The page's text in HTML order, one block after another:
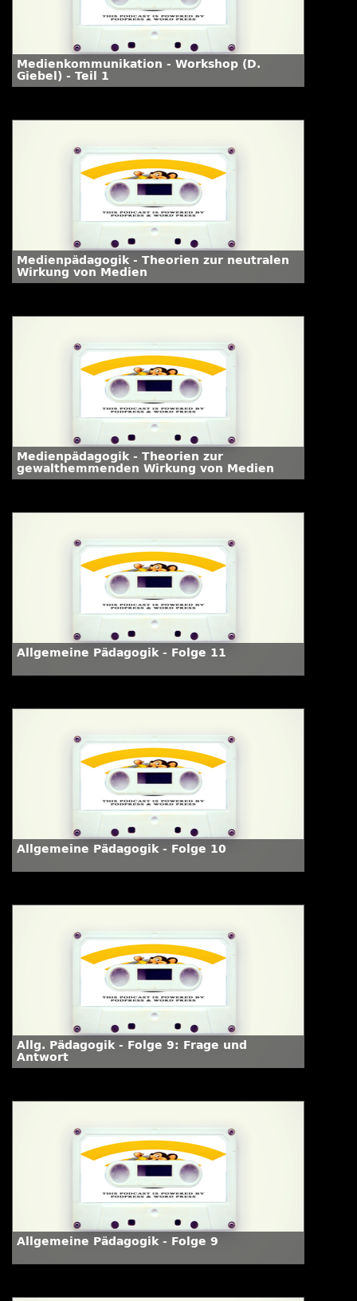
Medienkommunikation - Workshop (D.
Giebel) - Teil 1
Medienpädagogik - Theorien zur neutralen
Wirkung von Medien
Medienpädagogik - Theorien zur
gewalthemmenden Wirkung von Medien
Allgemeine Pädagogik - Folge 11
Allgemeine Pädagogik - Folge 10
Allg. Pädagogik - Folge 9: Frage und
Antwort
Allgemeine Pädagogik - Folge 9